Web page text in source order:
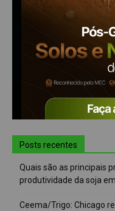
Posts recentes
Quais são as principais
produtividade da soja
Ceema/Trigo: Chicago